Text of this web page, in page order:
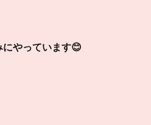
やっています😊